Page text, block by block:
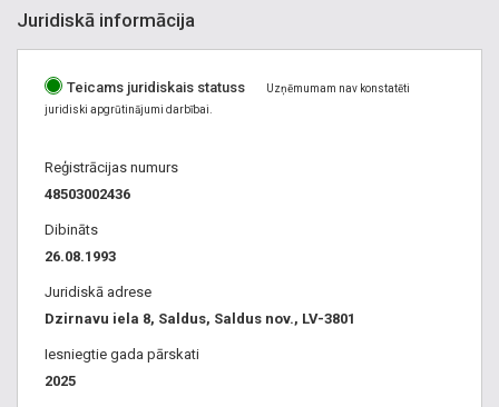
Kompleksās pusdienas. Pusdienu komplekti. Biznesa
Ēdienu komplekti līdzņemšanai. Ēdienu sagatavošana
līdzņemšanai ģimenes banketiem, ģimenes galdu klāšanai
līdzņemšanai. Svētku maltītes, mielasti. Izlaidumi,
Ziemassvētki, Jaunā gada pasākumi, bēru mielasti, bēres,
kāzas, kristības, jubilejas, tematiskie vakari. Pasākumu
organizēšana. Āra terase, mūzikas vakars, muzikanti, dzīvā
pusdienas, pusporcijas, grupu ēdināšana. Ēdināšana,
banketi, galdu klāšana Saldus, Saldū.
Juridiskā informācija
Teicams juridiskais statuss
Uzņēmumam nav konstatēti
juridiski apgrūtinājumi darbībai.
Reģistrācijas numurs
48503002436
Dibināts
26.08.1993
Juridiskā adrese
Dzirnavu iela 8, Saldus, Saldus nov., LV-3801
Iesniegtie gada pārskati
2025